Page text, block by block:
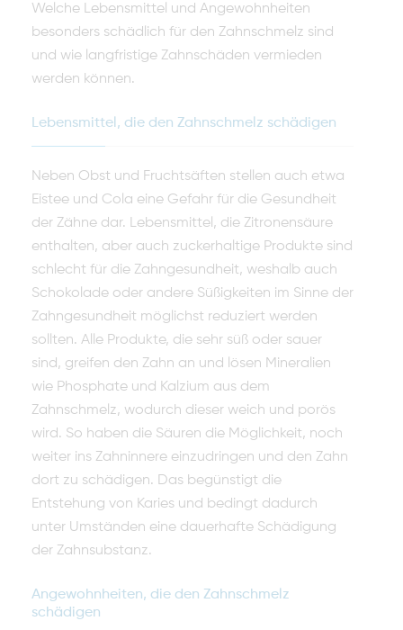
Welche Lebensmittel und Angewohnheiten
besonders schädlich für den Zahnschmelz sind
und wie langfristige Zahnschäden vermieden
werden können.
Lebensmittel, die den Zahnschmelz schädigen
Neben Obst und Fruchtsäften stellen auch etwa
Eistee und Cola eine Gefahr für die Gesundheit
der Zähne dar. Lebensmittel, die Zitronensäure
enthalten, aber auch zuckerhaltige Produkte sind
schlecht für die Zahngesundheit, weshalb auch
Schokolade oder andere Süßigkeiten im Sinne der
Zahngesundheit möglichst reduziert werden
sollten. Alle Produkte, die sehr süß oder sauer
sind, greifen den Zahn an und lösen Mineralien
wie Phosphate und Kalzium aus dem
Zahnschmelz, wodurch dieser weich und porös
wird. So haben die Säuren die Möglichkeit, noch
weiter ins Zahninnere einzudringen und den Zahn
dort zu schädigen. Das begünstigt die
Entstehung von Karies und bedingt dadurch
unter Umständen eine dauerhafte Schädigung
der Zahnsubstanz.
Angewohnheiten, die den Zahnschmelz
schädigen